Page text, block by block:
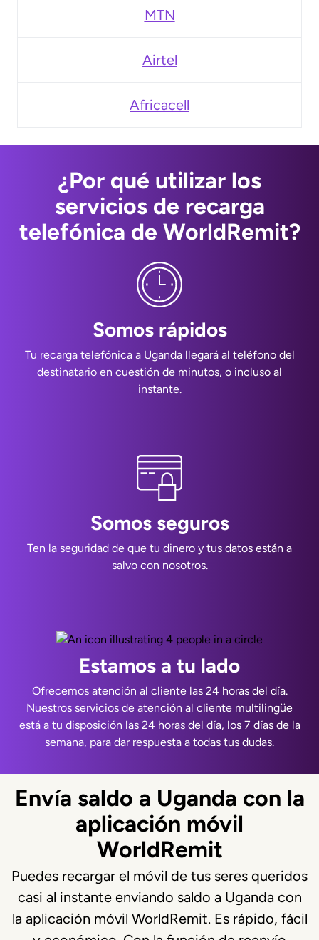
MTN
Airtel
Africacell
¿Por qué utilizar los
servicios de recarga
telefónica de WorldRemit?
Somos rápidos
Tu recarga telefónica a Uganda llegará al teléfono del
destinatario en cuestión de minutos, o incluso al
instante.
Somos seguros
Ten la seguridad de que tu dinero y tus datos están a
salvo con nosotros.
Estamos a tu lado
Ofrecemos atención al cliente las 24 horas del día.
Nuestros servicios de atención al cliente multilingüe
está a tu disposición las 24 horas del día, los 7 días de la
semana, para dar respuesta a todas tus dudas.
Envía saldo a Uganda con la
aplicación móvil
WorldRemit
Puedes recargar el móvil de tus seres queridos
casi al instante enviando saldo a Uganda con
la aplicación móvil WorldRemit. Es rápido, fácil